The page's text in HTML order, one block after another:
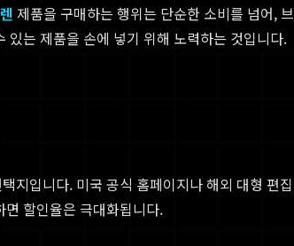
제품을 구매하는 행위는 단순한 소비를 넘어,
는 제품을 손에 넣기 위해 노력하는 것입니다.
지입니다. 미국 공식 홈페이지나 해외 대형 편
할인율은 극대화됩니다.